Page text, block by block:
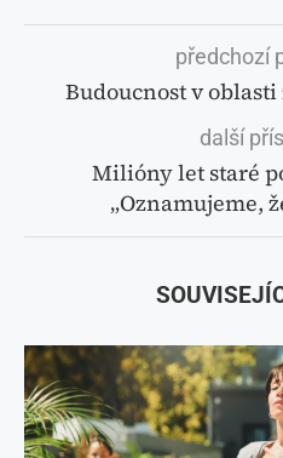
předchozí
Budoucnost v
další
Milióny let staré
„Oznamujeme,